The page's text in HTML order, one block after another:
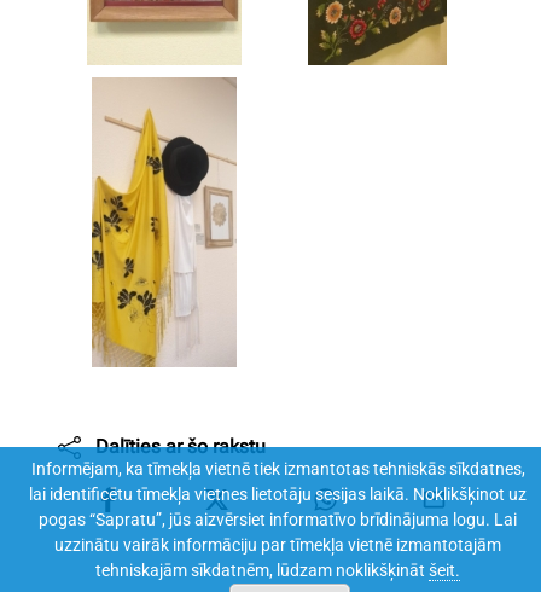
Dalīties ar šo rakstu
Informējam, ka tīmekļa vietnē tiek izmantotas tehniskās sīkdatnes,
lai identificētu tīmekļa vietnes lietotāju sesijas laikā. Noklikšķinot uz
pogas “Sapratu”, jūs aizvērsiet informatīvo brīdinājuma logu. Lai
uzzinātu vairāk informāciju par tīmekļa vietnē izmantotajām
tehniskajām sīkdatnēm, lūdzam noklikšķināt šeit.